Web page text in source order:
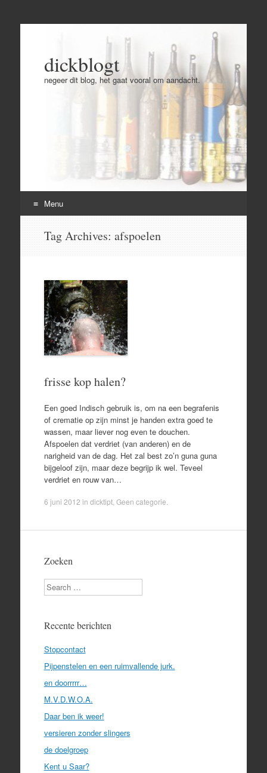
dickblogt
negeer dit blog, het gaat vooral om aandacht.
Menu
Tag Archives: afspoelen
frisse kop halen?
Een goed Indisch gebruik is, om na een begrafenis
of crematie op zijn minst je handen extra goed te
wassen, maar liever nog even te douchen.
Afspoelen dat verdriet (van anderen) en de
narigheid van de dag. Het zal best zo’n guna guna
bijgeloof zijn, maar deze begrijp ik wel. Teveel
verdriet en rouw van…
6 juni 2012 in dicktipt, Geen categorie
Zoeken
Search
Recente berichten
Stopcontact
Pijpenstelen en een ruimvallende jurk.
en doorrrrr…
M.V.D.W.O.A.
Daar ben ik weer!
versieren zonder slingers
de doelgroep
Kent u Saar?